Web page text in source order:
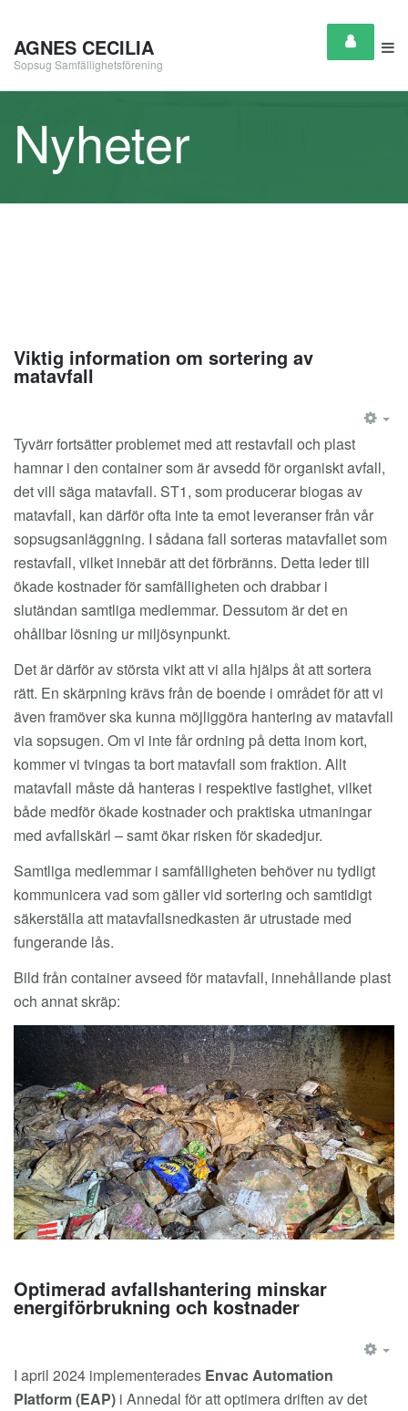
AGNES CECILIA
Sopsug Samfällighetsförening
Nyheter
Viktig information om sortering av
matavfall
Tyvärr fortsätter problemet med att restavfall och plast
hamnar i den container som är avsedd för organiskt avfall,
det vill säga matavfall. ST1, som producerar biogas av
matavfall, kan därför ofta inte ta emot leveranser från vår
sopsugsanläggning. I sådana fall sorteras matavfallet som
restavfall, vilket innebär att det förbränns. Detta leder till
ökade kostnader för samfälligheten och drabbar i
slutändan samtliga medlemmar. Dessutom är det en
ohållbar lösning ur miljösynpunkt.
Det är därför av största vikt att vi alla hjälps åt att sortera
rätt. En skärpning krävs från de boende i området för att vi
även framöver ska kunna möjliggöra hantering av matavfall
via sopsugen. Om vi inte får ordning på detta inom kort,
kommer vi tvingas ta bort matavfall som fraktion. Allt
matavfall måste då hanteras i respektive fastighet, vilket
både medför ökade kostnader och praktiska utmaningar
med avfallskärl – samt ökar risken för skadedjur.
Samtliga medlemmar i samfälligheten behöver nu tydligt
kommunicera vad som gäller vid sortering och samtidigt
säkerställa att matavfallsnedkasten är utrustade med
fungerande lås.
Bild från container avseed för matavfall, innehållande plast
och annat skräp:
Optimerad avfallshantering minskar
energiförbrukning och kostnader
I april 2024 implementerades Envac Automation
Platform (EAP) i Annedal för att optimera driften av det